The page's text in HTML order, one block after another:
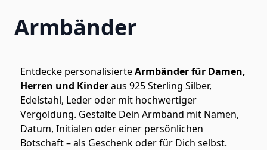
Armbänder
Entdecke personalisierteArmbänder für Damen,
Herren und Kinderaus 925 Sterling Silber,
Edelstahl, Leder oder mit hochwertiger
Vergoldung. Gestalte Dein Armband mit Namen,
Datum, Initialen oder einer persönlichen
Botschaft – als Geschenk oder für Dich selbst.